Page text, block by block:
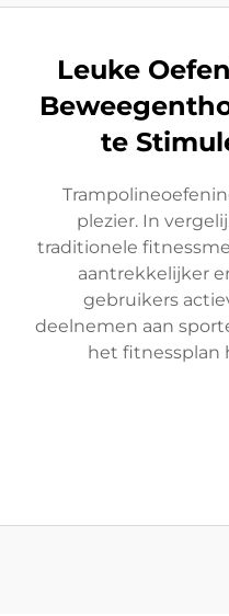
Leuke
te
plezier. In
traditionele
aantrekkelijker
gebruikers
deelnemen aan
het fitnessplan